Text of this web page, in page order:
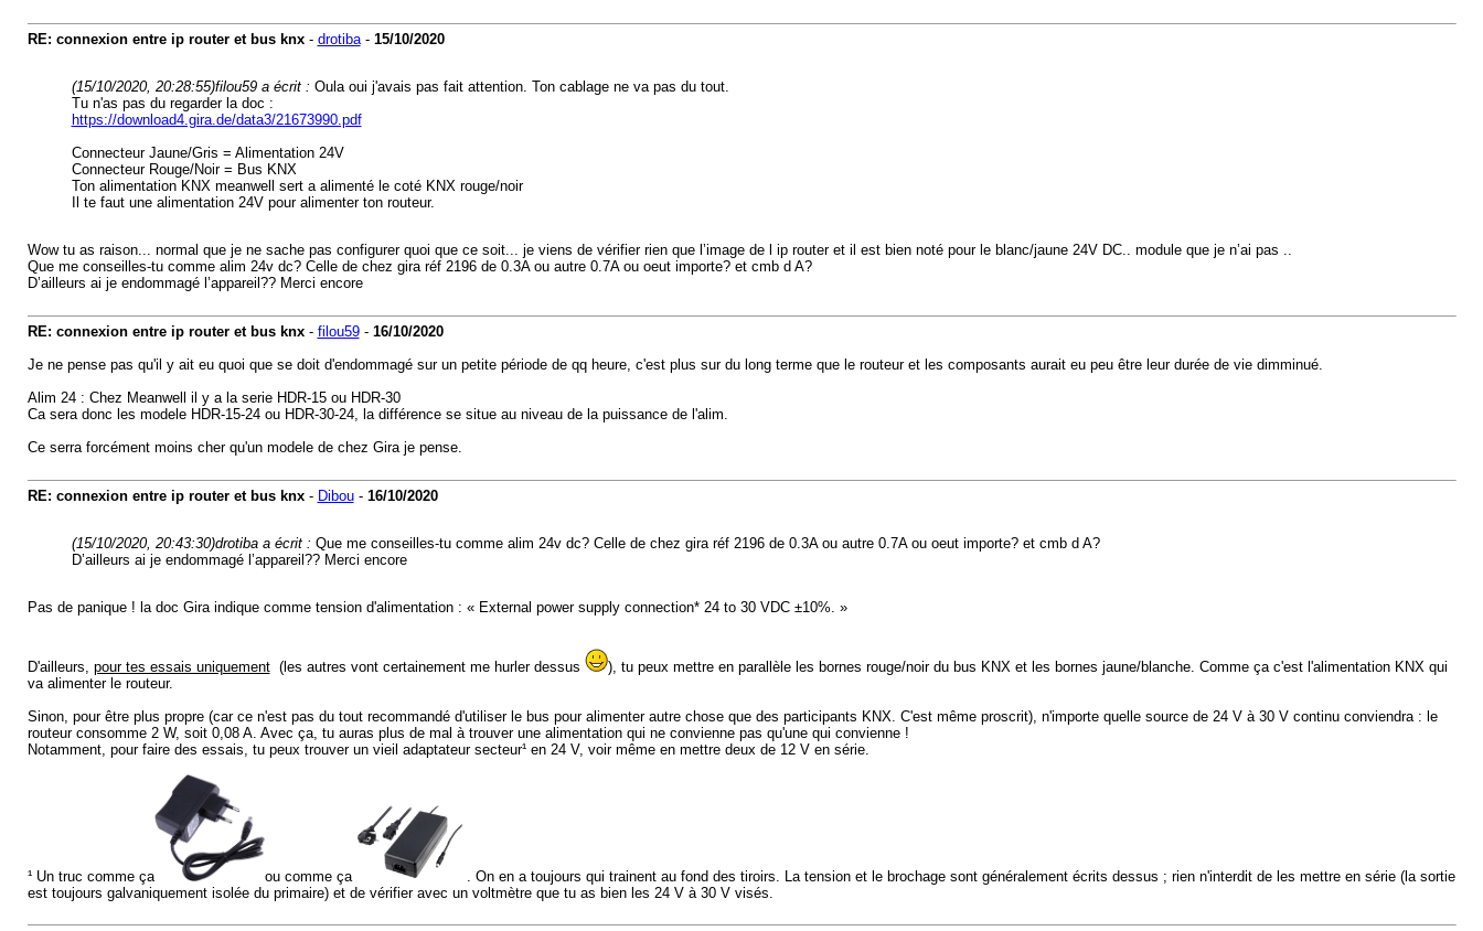
RE: connexion entre ip router et bus knx- drotiba- 15/10/2020
(15/10/2020, 20:28:55)filou59 a écrit : Oula oui j'avais pas fait attention. Ton cablage ne va pas du tout.
Tu n'as pas du regarder la doc :
https://download4.gira.de/data3/21673990.pdf
Connecteur Jaune/Gris = Alimentation 24V
Connecteur Rouge/Noir = Bus KNX
Ton alimentation KNX meanwell sert a alimenté le coté KNX rouge/noir
Il te faut une alimentation 24V pour alimenter ton routeur.
Wow tu as raison... normal que je ne sache pas configurer quoi que ce soit... je viens de vérifier rien que l’image de l ip router et il est bien noté pour le blanc/jaune 24V DC.. module que je n’ai pas ..
Que me conseilles-tu comme alim 24v dc? Celle de chez gira réf 2196 de 0.3A ou autre 0.7A ou oeut importe? et cmb d A?
D’ailleurs ai je endommagé l’appareil?? Merci encore
RE: connexion entre ip router et bus knx- filou59- 16/10/2020
Je ne pense pas qu'il y ait eu quoi que se doit d'endommagé sur un petite période de qq heure, c'est plus sur du long terme que le routeur et les composants aurait eu peu être leur durée de vie dimminué.
Alim 24 : Chez Meanwell il y a la serie HDR-15 ou HDR-30
Ca sera donc les modele HDR-15-24 ou HDR-30-24, la différence se situe au niveau de la puissance de l'alim.
Ce serra forcément moins cher qu'un modele de chez Gira je pense.
RE: connexion entre ip router et bus knx- Dibou- 16/10/2020
(15/10/2020, 20:43:30)drotiba a écrit : Que me conseilles-tu comme alim 24v dc? Celle de chez gira réf 2196 de 0.3A ou autre 0.7A ou oeut importe? et cmb d A?
D’ailleurs ai je endommagé l’appareil?? Merci encore
Pas de panique ! la doc Gira indique comme tension d'alimentation : « External power supply connection* 24 to 30 VDC ±10%. »
D'ailleurs, pour tes essais uniquement(les autres vont certainement me hurler dessus
), tu peux mettre en parallèle les bornes rouge/noir du bus KNX et les bornes jaune/blanche. Comme ça c'est l'alimentation KNX qui
va alimenter le routeur.
Sinon, pour être plus propre (car ce n'est pas du tout recommandé d'utiliser le bus pour alimenter autre chose que des participants KNX. C'est même proscrit), n'importe quelle source de 24 V à 30 V continu conviendra : le
routeur consomme 2 W, soit 0,08 A. Avec ça, tu auras plus de mal à trouver une alimentation qui ne convienne pas qu'une qui convienne !
Notamment, pour faire des essais, tu peux trouver un vieil adaptateur secteur¹ en 24 V, voir même en mettre deux de 12 V en série.
¹ Un truc comme ça ou comme ça
. On en a toujours qui trainent au fond des tiroirs. La tension et le brochage sont généralement écrits dessus ; rien n'interdit de les mettre en série (la sortie
est toujours galvaniquement isolée du primaire) et de vérifier avec un voltmètre que tu as bien les 24 V à 30 V visés.